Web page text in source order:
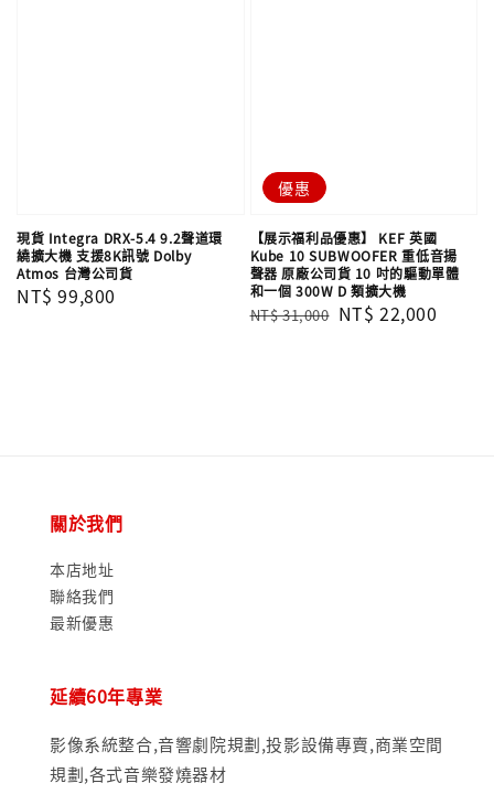
現貨 Integra DRX-5.4 9.2聲道環
繞擴大機 支援8K訊號 Dolby
Atmos 台灣公司貨
Regular
NT$ 99,800
優惠
【展示福利品優惠】 KEF 英國
Kube 10 SUBWOOFER 重低音揚
聲器 原廠公司貨 10 吋的驅動單體
和一個 300W D 類擴大機
Regular
NT$ 31,000 Sale
NT$ 22,000
關於我們
本店地址
聯絡我們
最新優惠
延續60年專業
影像系統整合,音響劇院規劃,投影設備專賣,商業空間
規劃,各式音樂發燒器材